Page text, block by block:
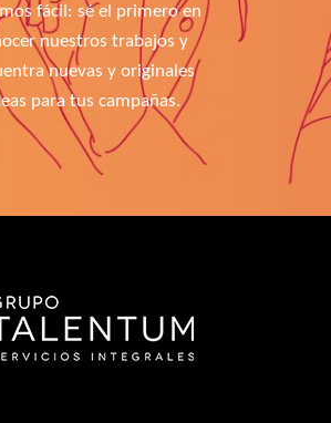
fácil: sé el primero en
nuestros trabajos y
nuevas y originales
para tus campañas.